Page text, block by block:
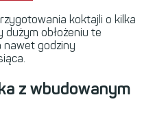
koktajli o kilka
dużym obłożeniu te
nawet godziny
z wbudowanym